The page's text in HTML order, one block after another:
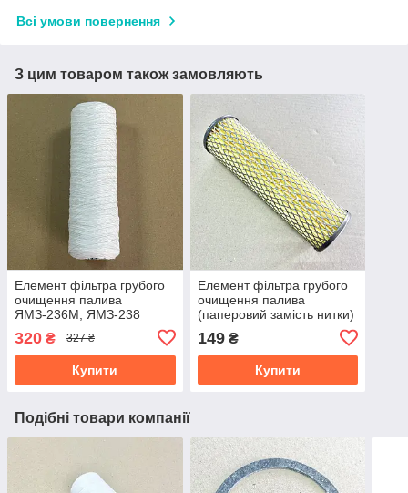
Всі умови повернення
З цим товаром також замовляють
Елемент фільтра грубого
очищення палива
ЯМЗ-236М, ЯМЗ-238
320 ₴ 327 ₴
Купити
Елемент фільтра грубого
очищення палива
(паперовий замість нитки)
149₴
Купити
Подібні товари компанії